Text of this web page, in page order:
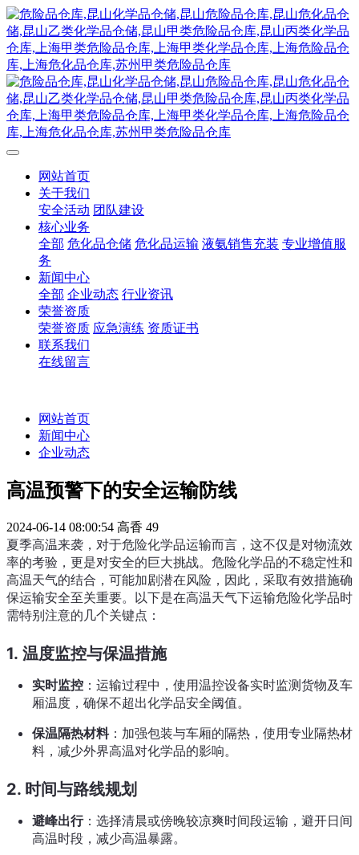
网站首页
关于我们
安全活动 团队建设
核心业务
全部 危化品仓储 危化品运输 液氨销售充装 专业增值服
务
新闻中心
全部 企业动态 行业资讯
荣誉资质
荣誉资质 应急演练 资质证书
联系我们
在线留言
网站首页
新闻中心
企业动态
高温预警下的安全运输防线
2024-06-14 08:00:54 高香 49
夏季高温来袭，对于危险化学品运输而言，这不仅是对物流效
率的考验，更是对安全的巨大挑战。危险化学品的不稳定性和
高温天气的结合，可能加剧潜在风险，因此，采取有效措施确
保运输安全至关重要。以下是在高温天气下运输危险化学品时
需特别注意的几个关键点：
1. 温度监控与保温措施
实时监控 ：运输过程中，使用温控设备实时监测货物及车
厢温度，确保不超出化学品安全阈值。
保温隔热材料：加强包装与车厢的隔热，使用专业隔热材
料，减少外界高温对化学品的影响。
2. 时间与路线规划
避峰出行：选择清晨或傍晚较凉爽时间段运输，避开日间
高温时段，减少高温暴露。